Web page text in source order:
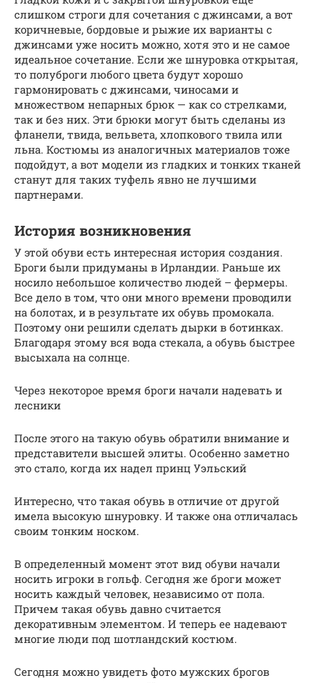
слишком строги для сочетания с джинсами, а вот
коричневые, бордовые и рыжие их варианты с
джинсами уже носить можно, хотя это и не самое
идеальное сочетание. Если же шнуровка открытая,
то полуброги любого цвета будут хорошо
гармонировать с джинсами, чиносами и
множеством непарных брюк — как со стрелками,
так и без них. Эти брюки могут быть сделаны из
фланели, твида, вельвета, хлопкового твила или
льна. Костюмы из аналогичных материалов тоже
подойдут, а вот модели из гладких и тонких тканей
станут для таких туфель явно не лучшими
партнерами.
История возникновения
У этой обуви есть интересная история создания.
Броги были придуманы в Ирландии. Раньше их
носило небольшое количество людей – фермеры.
Все дело в том, что они много времени проводили
на болотах, и в результате их обувь промокала.
Поэтому они решили сделать дырки в ботинках.
Благодаря этому вся вода стекала, а обувь быстрее
высыхала на солнце.
Через некоторое время броги начали надевать и
лесники
После этого на такую обувь обратили внимание и
представители высшей элиты. Особенно заметно
это стало, когда их надел принц Уэльский
Интересно, что такая обувь в отличие от другой
имела высокую шнуровку. И также она отличалась
своим тонким носком.
В определенный момент этот вид обуви начали
носить игроки в гольф. Сегодня же броги может
носить каждый человек, независимо от пола.
Причем такая обувь давно считается
декоративным элементом. И теперь ее надевают
многие люди под шотландский костюм.
Сегодня можно увидеть фото мужских брогов